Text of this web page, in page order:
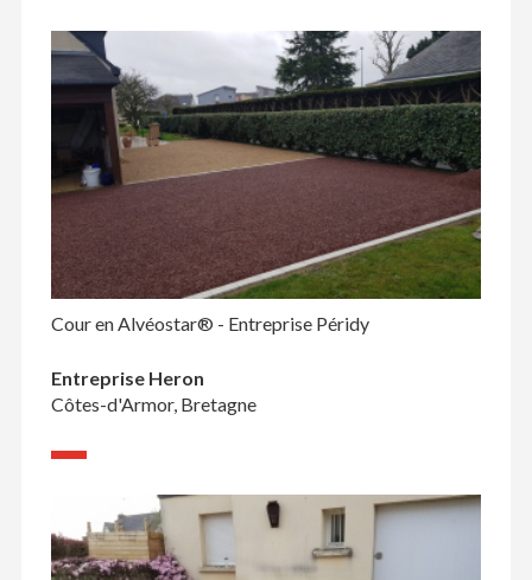
Cour en Alvéostar® - Entreprise Péridy
Entreprise Heron
Côtes-d'Armor, Bretagne